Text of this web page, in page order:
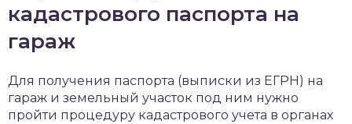
кадастрового паспорта на
гараж
Для получения паспорта (выписки из ЕГРН) на
гараж и земельный участок под ним нужно
пройти процедуру кадастрового учета в органах